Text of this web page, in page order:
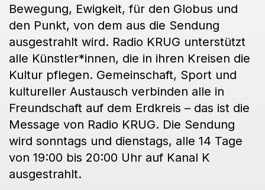
Bewegung, Ewigkeit, für den Globus und
den Punkt, von dem aus die Sendung
ausgestrahlt wird. Radio KRUG unterstützt
alle Künstler*innen, die in ihren Kreisen die
Kultur pflegen. Gemeinschaft, Sport und
kultureller Austausch verbinden alle in
Freundschaft auf dem Erdkreis – das ist die
Message von Radio KRUG. Die Sendung
wird sonntags und dienstags, alle 14 Tage
von 19:00 bis 20:00 Uhr auf Kanal K
ausgestrahlt.